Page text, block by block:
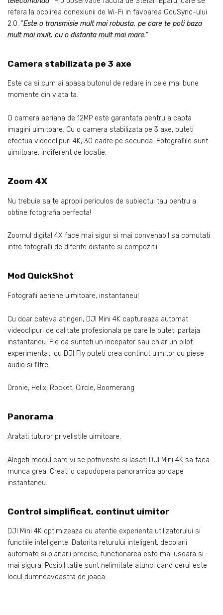
refera la ocolirea conexiunii de Wi-Fi in favoarea OcuSync-ului
2.0. ”Este o transmisie mult mai robusta, pe care te poti baza
mult mai mult, cu o distanta mult mai mare.”
Camera stabilizata pe 3 axe
Este ca si cum ai apasa butonul de redare in cele mai bune
momente din viata ta.
O camera aeriana de 12MP este garantata pentru a capta
imagini uimitoare. Cu o camera stabilizata pe 3 axe, puteti
efectua videoclipuri 4K, 30 cadre pe secunda. Fotografiile sunt
uimitoare, indiferent de locatie.
Zoom 4X
Nu trebuie sa te apropii periculos de subiectul tau pentru a
obtine fotografia perfecta!
Zoomul digital 4X face mai sigur si mai convenabil sa comutati
intre fotografii de diferite distante si compozitii.
Mod QuickShot
Fotografii aeriene uimitoare, instantaneu!
Cu doar cateva atingeri, DJI Mini 4K captureaza automat
videoclipuri de calitate profesionala pe care le puteti partaja
instantaneu. Fie ca sunteti un incepator sau chiar un pilot
experimentat, cu DJI Fly puteti crea continut uimitor cu piese
audio si filtre.
Dronie, Helix, Rocket, Circle, Boomerang
Panorama
Aratati tuturor privelistile uimitoare.
Alegeti modul care vi se potriveste si lasati DJI Mini 4K sa faca
munca grea. Creati o capodopera panoramica aproape
instantaneu.
Control simplificat, continut uimitor
DJI Mini 4K optimizeaza cu atentie experienta utilizatorului si
functiile inteligente. Datorita returului inteligent, decolarii
automate si planarii precise, functionarea este mai usoara si
mai sigura. Posibilitatile sunt nelimitate atunci cand cerul este
locul dumneavoastra de joaca.